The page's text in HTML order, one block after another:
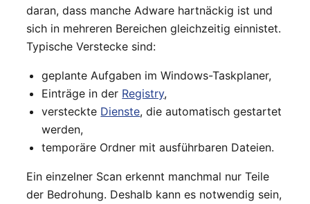
daran, dass manche Adware hartnäckig ist und
sich in mehreren Bereichen gleichzeitig einnistet.
Typische Verstecke sind:
geplante Aufgaben im Windows-Taskplaner,
Einträge in der Registry,
versteckte Dienste, die automatisch gestartet
werden,
temporäre Ordner mit ausführbaren Dateien.
Ein einzelner Scan erkennt manchmal nur Teile
der Bedrohung. Deshalb kann es notwendig sein,